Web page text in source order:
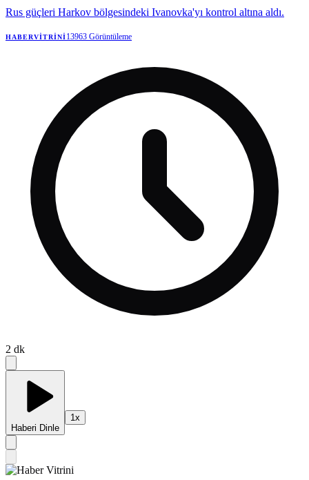
Rus güçleri Harkov bölgesindeki Ivanovka'yı kontrol altına aldı.
HABERVITRINI13963 Görüntüleme
2 dk
Haberi Dinle
1x